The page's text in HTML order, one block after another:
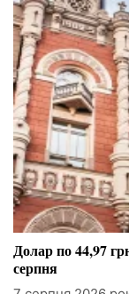
Долар по 44,97
серпня